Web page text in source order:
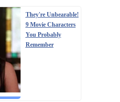
They're Unbearable!
9 Movie Characters
You Probably
Remember